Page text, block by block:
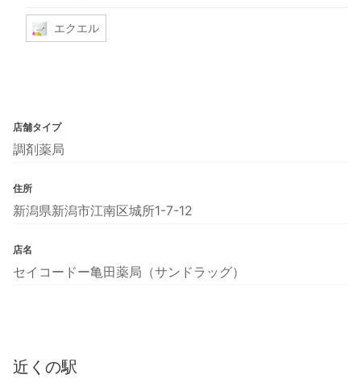
エクエル
店舗タイプ
調剤薬局
住所
新潟県新潟市江南区城所1-7-12
店名
セイコードー亀田薬局（サンドラッグ）
近くの駅